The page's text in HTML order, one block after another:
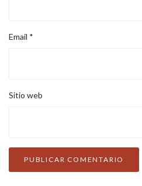
Email *
Sitio web